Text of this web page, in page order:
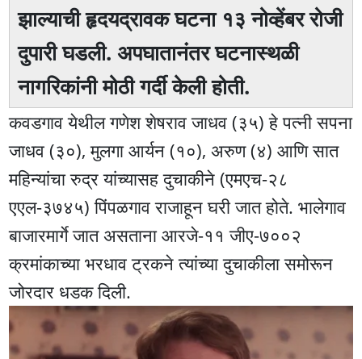
झाल्याची हृदयद्रावक घटना १३ नोव्हेंबर रोजी
दुपारी घडली. अपघातानंतर घटनास्थळी
नागरिकांनी मोठी गर्दी केली होती.
कवडगाव येथील गणेश शेषराव जाधव (३५) हे पत्नी सपना
जाधव (३०), मुलगा आर्यन (१०), अरुण (४) आणि सात
महिन्यांचा रुद्र यांच्यासह दुचाकीने (एमएच-२८
एएल-३७४५) पिंपळगाव राजाहून घरी जात होते. भालेगाव
बाजारमार्गे जात असताना आरजे-११ जीए-७००२
क्रमांकाच्या भरधाव ट्रकने त्यांच्या दुचाकीला समोरून
जोरदार धडक दिली.